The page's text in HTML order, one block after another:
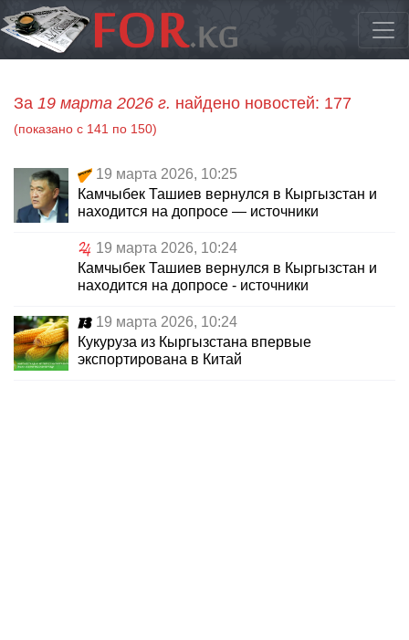
За 19 марта 2026 г. найдено новостей: 177
(показано с 141 по 150)
19 марта 2026, 10:25
Камчыбек Ташиев вернулся в Кыргызстан и
находится на допросе — источники
19 марта 2026, 10:24
Камчыбек Ташиев вернулся в Кыргызстан и
находится на допросе - источники
19 марта 2026, 10:24
Кукуруза из Кыргызстана впервые
экспортирована в Китай